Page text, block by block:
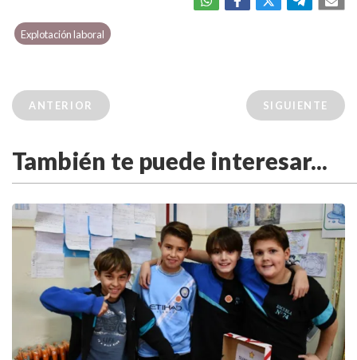
Explotación laboral
ANTERIOR SIGUIENTE
También te puede interesar...